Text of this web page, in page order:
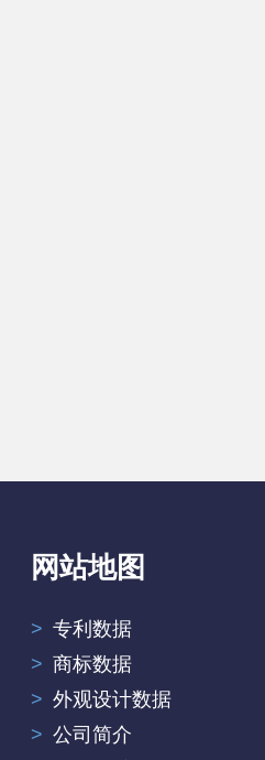
网站地图
专利数据
商标数据
外观设计数据
公司简介